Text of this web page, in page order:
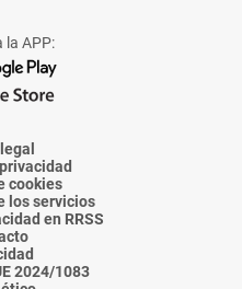
de
La
Voz
Almería
de
La
Voz
Almería
de
La
Voz
la APP:
cookies
los servicios
en RRSS
2024/1083